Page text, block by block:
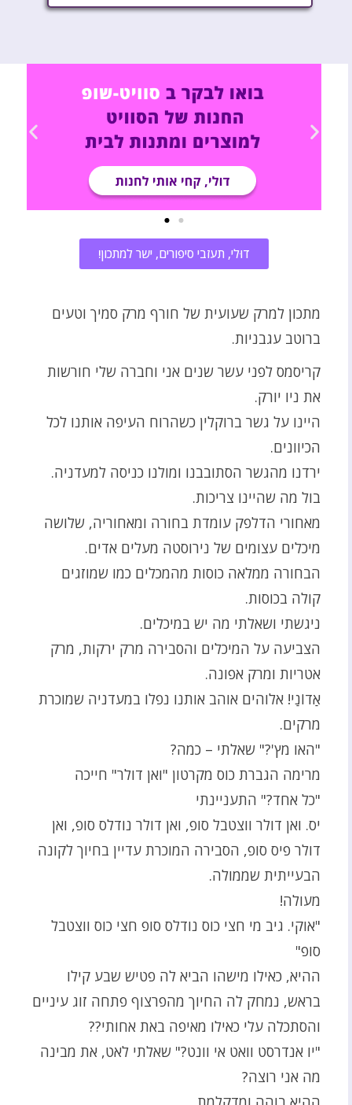
דוּלי, תעזבי סיפורים, ישר למתכון!
מתכון למרק שעועית של חורף מרק סמיך וטעים
ברוטב עגבניות.
קריסמס לפני עשר שנים אני וחברה שלי חורשות
את ניו יורק.
היינו על גשר ברוקלין כשהרוח העיפה אותנו לכל
הכיוונים.
ירדנו מהגשר הסתובבנו ומולנו כניסה למעדניה.
בול מה שהיינו צריכות.
מאחורי הדלפק עומדת בחורה ומאחוריה, שלושה
מיכלים עצומים של נירוסטה מעלים אדים.
הבחורה ממלאה כוסות מהמכלים כמו שמוזגים
קולה בכוסות.
ניגשתי ושאלתי מה יש במיכלים.
הצביעה על המיכלים והסבירה מרק ירקות, מרק
אטריות ומרק אפונה.
אַדוֹנַי! אלוהים אוהב אותנו נפלו במעדניה שמוכרת
מרקים.
"האו מץ'?" שאלתי – כמה?
מרימה הגברת כוס מקרטון "ואן דולר" חייכה
"כל אחד?" התעניינתי
יס. ואן דולר ווצטבל סופ, ואן דולר נודלס סופ, ואן
דולר פיס סופ, הסבירה המוכרת עדיין בחיוך לקונה
הבעייתית שממולה.
מעולה!
"אוקי. גיב מי חצי כוס נודלס סופ חצי כוס ווצטבל
סופ"
ההיא, כאילו מישהו הביא לה פטיש שבע קילו
בראש, נמחק לה החיוך מהפרצוף פתחה זוג עיניים
והסתכלה עלי כאילו מאיפה באת אחותי??
"יו אנדרסט וואט אי וונט?" שאלתי לאט, את מבינה
מה אני רוצה?